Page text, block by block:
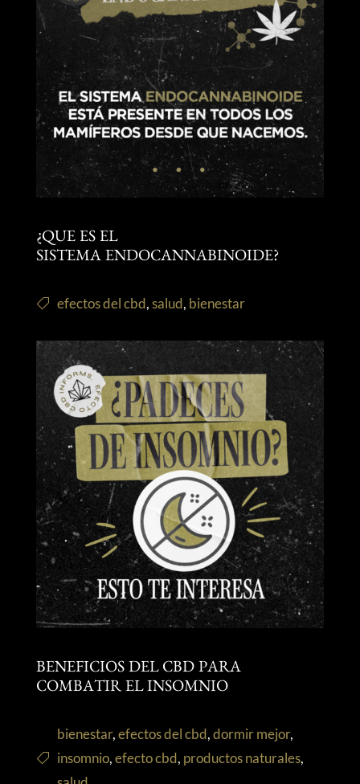
¿QUE ES EL
SISTEMA ENDOCANNABINOIDE?
efectos del cbd,salud, bienestar
BENEFICIOS DEL CBD PARA
COMBATIR EL INSOMNIO
bienestar,efectos del cbd,dormir mejor,
insomnio,efecto cbd, productos naturales,